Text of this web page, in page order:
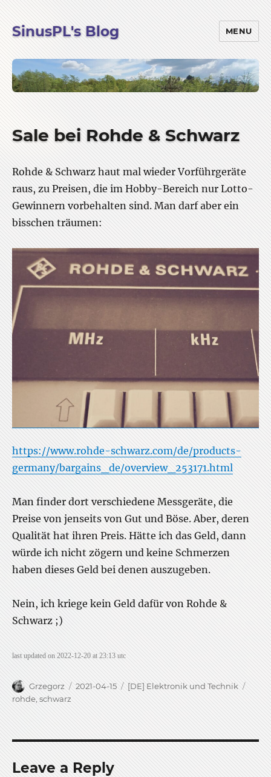
SinusPL's Blog MENU
Sale bei Rohde & Schwarz
Rohde & Schwarz haut mal wieder Vorführgeräte
raus, zu Preisen, die im Hobby-Bereich nur Lotto-
Gewinnern vorbehalten sind. Man darf aber ein
bisschen träumen:
https://www.rohde-schwarz.com/de/products-
germany/bargains_de/overview_253171.html
Man finder dort verschiedene Messgeräte, die
Preise von jenseits von Gut und Böse. Aber, deren
Qualität hat ihren Preis. Hätte ich das Geld, dann
würde ich nicht zögern und keine Schmerzen
haben dieses Geld bei denen auszugeben.
Nein, ich kriege kein Geld dafür von Rohde &
Schwarz ;)
last updated on 2022-12-20 at 23:13 utc
Author
Grzegorz
Posted
on
2021-04-15 Categories
[DE] Elektronik und Technik
Tags
rohde,schwarz
Leave a Reply